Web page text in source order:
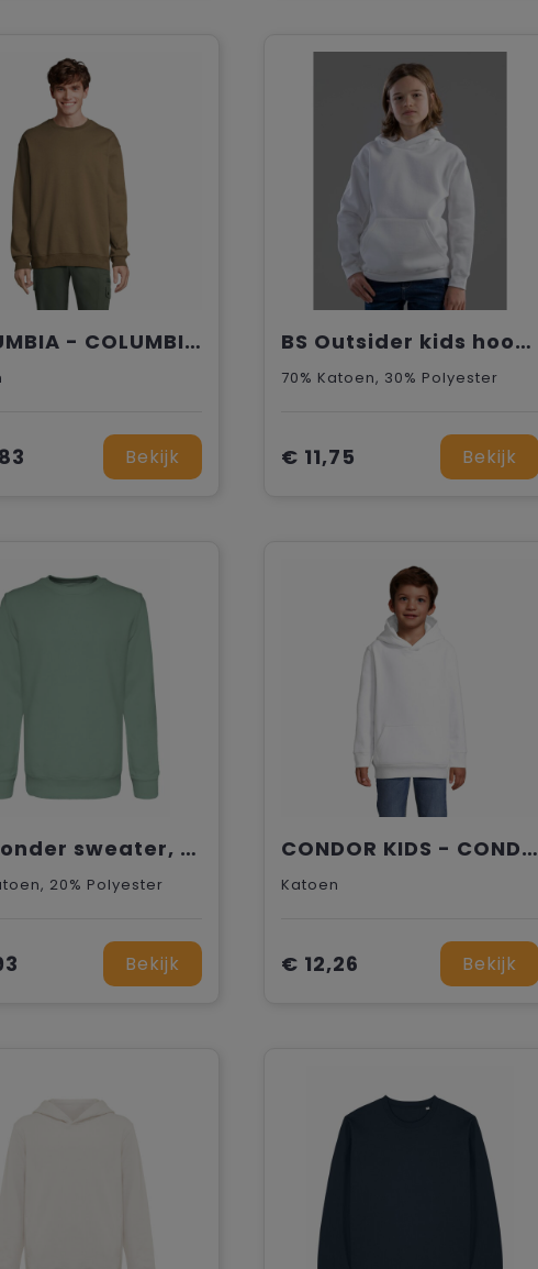
COLUMBIA - COLUMBIA UNISEX SWEATSHIRT
Bekijk
BS Outsider kids hoodie, 280 gr/m²
70% Katoen, 30% Polyester
€ 11,75 Bekijk
BS Wonder sweater, 300 gr/m²
20% Polyester
Bekijk
CONDOR KIDS - CONDOR KIDS capuchon
Katoen
€ 12,26 Bekijk